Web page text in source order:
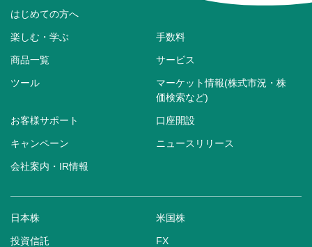
はじめての方へ
楽しむ・学ぶ 手数料
商品一覧 サービス
ツール
マーケット情報(株式市況・株
価検索など)
お客様サポート 口座開設
キャンペーン ニュースリリース
会社案内・IR情報
日本株 米国株
投資信託 FX